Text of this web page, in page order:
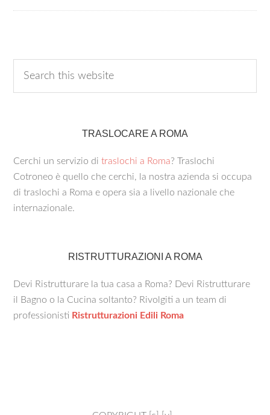
TRASLOCARE A ROMA
Cerchi un servizio ditraslochi a Roma? Traslochi
Cotroneo è quello che cerchi, la nostra azienda si occupa
di traslochi a Roma e opera sia a livello nazionale che
internazionale.
RISTRUTTURAZIONI A ROMA
Devi Ristrutturare la tua casa a Roma? Devi Ristrutturare
il Bagno o la Cucina soltanto? Rivolgiti a un team di
professionisti Ristrutturazioni Edili Roma